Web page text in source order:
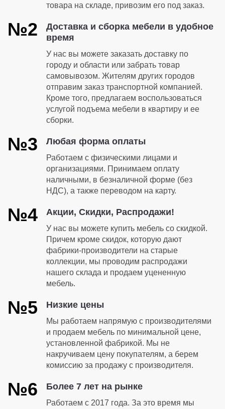
товара на складе, привозим его под заказ.
№2
Доставка и сборка мебели в удобное
время
У нас вы можете заказать доставку по
городу и области или забрать товар
самовывозом. Жителям других городов
отправим заказ транспортной компанией.
Кроме того, предлагаем воспользоваться
услугой подъема мебели в квартиру и ее
сборки.
№3 Любая форма оплаты
Работаем с физическими лицами и
организациями. Принимаем оплату
наличными, в безналичной форме (без
НДС), а также переводом на карту.
№4 Акции, Скидки, Распродажи!
У нас вы можете купить мебель со скидкой.
Причем кроме скидок, которую дают
фабрики-производители на старые
коллекции, мы проводим распродажи
нашего склада и продаем уцененную
мебель.
№5 Низкие цены
Мы работаем напрямую с производителями
и продаем мебель по минимальной цене,
установленной фабрикой. Мы не
накручиваем цену покупателям, а берем
комиссию за продажу с производителя.
№6 Более 7 лет на рынке
Работаем с 2017 года. За это время мы